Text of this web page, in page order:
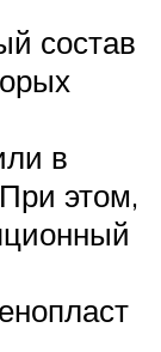
состав
в
этом,